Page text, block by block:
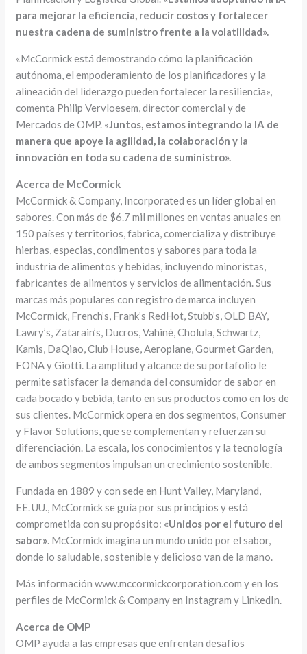
para mejorar la eficiencia, reducir costos y fortalecer
nuestra cadena de suministro frente a la volatilidad».
«McCormick está demostrando cómo la planificación
autónoma, el empoderamiento de los planificadores y la
alineación del liderazgo pueden fortalecer la resiliencia»,
comenta Philip Vervloesem, director comercial y de
Mercados de OMP. «Juntos, estamos integrando la IA de
manera que apoye la agilidad, la colaboración y la
innovación en toda su cadena de suministro».
Acerca de McCormick
McCormick & Company, Incorporated es un líder global en
sabores. Con más de $6.7 mil millones en ventas anuales en
150 países y territorios, fabrica, comercializa y distribuye
hierbas, especias, condimentos y sabores para toda la
industria de alimentos y bebidas, incluyendo minoristas,
fabricantes de alimentos y servicios de alimentación. Sus
marcas más populares con registro de marca incluyen
McCormick, French’s, Frank’s RedHot, Stubb’s, OLD BAY,
Lawry’s, Zatarain’s, Ducros, Vahiné, Cholula, Schwartz,
Kamis, DaQiao, Club House, Aeroplane, Gourmet Garden,
FONA y Giotti. La amplitud y alcance de su portafolio le
permite satisfacer la demanda del consumidor de sabor en
cada bocado y bebida, tanto en sus productos como en los de
sus clientes. McCormick opera en dos segmentos, Consumer
y Flavor Solutions, que se complementan y refuerzan su
diferenciación. La escala, los conocimientos y la tecnología
de ambos segmentos impulsan un crecimiento sostenible.
Fundada en 1889 y con sede en Hunt Valley, Maryland,
EE. UU., McCormick se guía por sus principios y está
comprometida con su propósito: «Unidos por el futuro del
sabor». McCormick imagina un mundo unido por el sabor,
donde lo saludable, sostenible y delicioso van de la mano.
Más información www.mccormickcorporation.com y en los
perfiles de McCormick & Company en Instagram y LinkedIn.
Acerca de OMP
OMP ayuda a las empresas que enfrentan desafíos